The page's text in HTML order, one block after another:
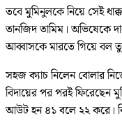
তবে মুমিনুলকে নিয়ে সেই
তানজিদ তামিম। অভিষেকে
আব্বাসকে মারতে গিয়ে বল
সহজ ক্যাচ নিলেন বোলার
বিদায়ের পর পরই
আউট হন ৪১ বলে ২২ করে।